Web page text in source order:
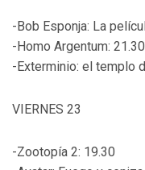
-Bob Esponja: La
-Homo Argentum: 21.30
-Exterminio: el templo
VIERNES 23
-Zootopía 2: 19.30